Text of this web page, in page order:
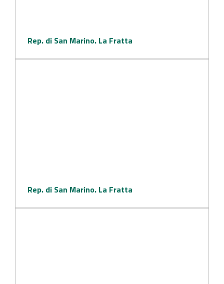
Rep. di San Marino. La Fratta
Rep. di San Marino. La Fratta